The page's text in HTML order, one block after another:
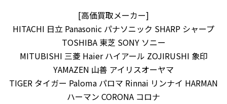
[高価買取メーカー]
HITACHI 日立 Panasonic パナソニック SHARP シャープ
TOSHIBA 東芝 SONY ソニー
MITUBISHI 三菱 Haier ハイアール ZOJIRUSHI 象印
YAMAZEN 山善 アイリスオーヤマ
TIGER タイガー Paloma パロマ Rinnai リンナイ HARMAN
ハーマン CORONA コロナ